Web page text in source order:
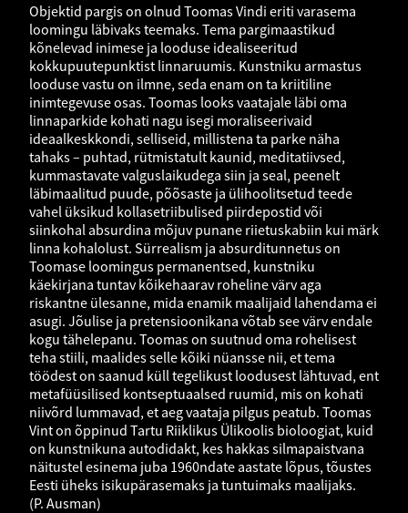
Objektid pargis on olnud Toomas Vindi eriti varasema
loomingu läbivaks teemaks. Tema pargimaastikud
kõnelevad inimese ja looduse idealiseeritud
kokkupuutepunktist linnaruumis. Kunstniku armastus
looduse vastu on ilmne, seda enam on ta kriitiline
inimtegevuse osas. Toomas looks vaatajale läbi oma
linnaparkide kohati nagu isegi moraliseerivaid
ideaalkeskkondi, selliseid, millistena ta parke näha
tahaks – puhtad, rütmistatult kaunid, meditatiivsed,
kummastavate valguslaikudega siin ja seal, peenelt
läbimaalitud puude, põõsaste ja ülihoolitsetud teede
vahel üksikud kollasetriibulised piirdepostid või
siinkohal absurdina mõjuv punane riietuskabiin kui märk
linna kohalolust. Sürrealism ja absurditunnetus on
Toomase loomingus permanentsed, kunstniku
käekirjana tuntav kõikehaarav roheline värv aga
riskantne ülesanne, mida enamik maalijaid lahendama ei
asugi. Jõulise ja pretensioonikana võtab see värv endale
kogu tähelepanu. Toomas on suutnud oma rohelisest
teha stiili, maalides selle kõiki nüansse nii, et tema
töödest on saanud küll tegelikust loodusest lähtuvad, ent
metafüüsilised kontseptuaalsed ruumid, mis on kohati
niivõrd lummavad, et aeg vaataja pilgus peatub. Toomas
Vint on õppinud Tartu Riiklikus Ülikoolis bioloogiat, kuid
on kunstnikuna autodidakt, kes hakkas silmapaistvana
näitustel esinema juba 1960ndate aastate lõpus, tõustes
Eesti üheks isikupärasemaks ja tuntuimaks maalijaks.
(P. Ausman)